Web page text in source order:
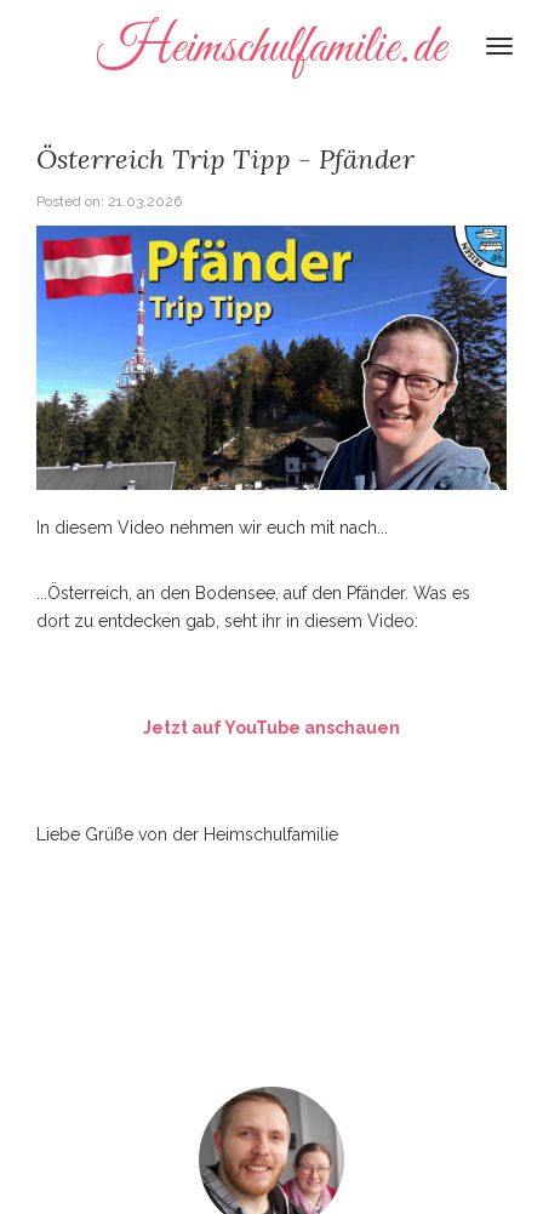
Heimschulfamilie.de
Österreich Trip Tipp - Pfänder
Posted on: 21.03.2026
In diesem Video nehmen wir euch mit nach...
...Österreich, an den Bodensee, auf den Pfänder. Was es
dort zu entdecken gab, seht ihr in diesem Video:
Jetzt auf YouTube anschauen
Liebe Grüße von der Heimschulfamilie